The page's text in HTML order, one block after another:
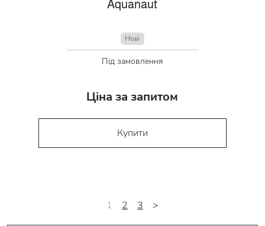
Aquanaut
Нові
Під замовлення
Ціна за запитом
Купити
1 2 3 >